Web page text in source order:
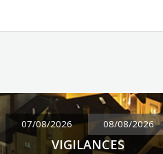
07/08/2026 08/08/2026
VIGILANCES